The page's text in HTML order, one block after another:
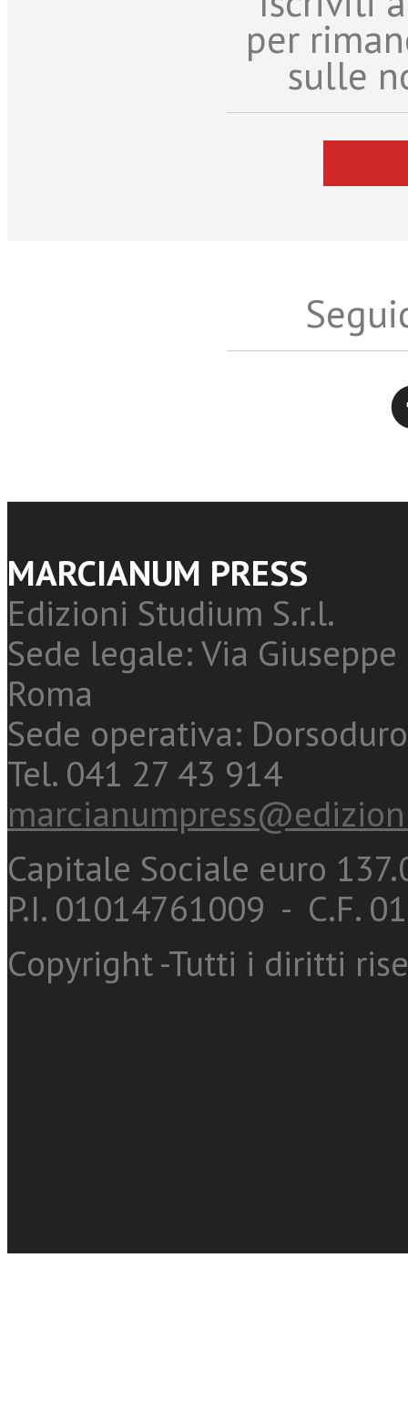
per
sulle
MARCIANUM PRESS
Edizioni Studium S.r.l.
Sede legale: Via
Roma
Sede operativa:
Tel. 041 27 43 914
Capitale Sociale euro
P.I. 01014761009 - C.F.
Copyright -Tutti i diritti